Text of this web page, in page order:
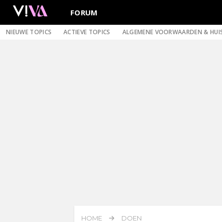
FORUM
NIEUWE TOPICS ACTIEVE TOPICS ALGEMENE VOORWAARDEN &
HOME DOEN